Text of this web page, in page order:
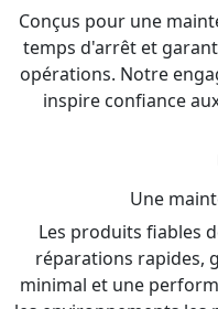
Conçus pour une
temps d'arrêt et
opérations. Notre
inspire confiance
Une
Les produits fiables
réparations rapides,
minimal et une